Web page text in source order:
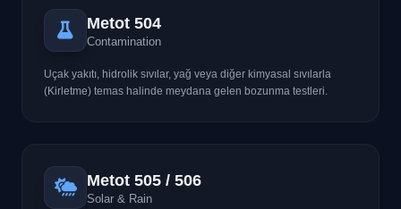
Metot 504
Contamination
Uçak yakıtı, hidrolik sıvılar, yağ veya diğer kimyasal sıvılarla
(Kirletme) temas halinde meydana gelen bozunma testleri.
Metot 505 / 506
Solar & Rain